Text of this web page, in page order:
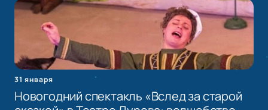
31 января
Новогодний спектакль «Вслед за старой